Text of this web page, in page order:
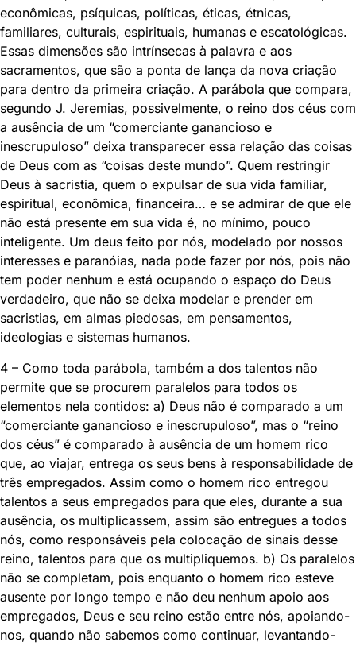
econômicas, psíquicas, políticas, éticas, étnicas,
familiares, culturais, espirituais, humanas e escatológicas.
Essas dimensões são intrínsecas à palavra e aos
sacramentos, que são a ponta de lança da nova criação
para dentro da primeira criação. A parábola que compara,
segundo J. Jeremias, possivelmente, o reino dos céus com
a ausência de um “comerciante ganancioso e
inescrupuloso” deixa transparecer essa relação das coisas
de Deus com as “coisas deste mundo”. Quem restringir
Deus à sacristia, quem o expulsar de sua vida familiar,
espiritual, econômica, financeira… e se admirar de que ele
não está presente em sua vida é, no mínimo, pouco
inteligente. Um deus feito por nós, modelado por nossos
interesses e paranóias, nada pode fazer por nós, pois não
tem poder nenhum e está ocupando o espaço do Deus
verdadeiro, que não se deixa modelar e prender em
sacristias, em almas piedosas, em pensamentos,
ideologias e sistemas humanos.
4 – Como toda parábola, também a dos talentos não
permite que se procurem paralelos para todos os
elementos nela contidos: a) Deus não é comparado a um
“comerciante ganancioso e inescrupuloso”, mas o “reino
dos céus” é comparado à ausência de um homem rico
que, ao viajar, entrega os seus bens à responsabilidade de
três empregados. Assim como o homem rico entregou
talentos a seus empregados para que eles, durante a sua
ausência, os multiplicassem, assim são entregues a todos
nós, como responsáveis pela colocação de sinais desse
reino, talentos para que os multipliquemos. b) Os paralelos
não se completam, pois enquanto o homem rico esteve
ausente por longo tempo e não deu nenhum apoio aos
empregados, Deus e seu reino estão entre nós, apoiando-
nos, quando não sabemos como continuar, levantando-